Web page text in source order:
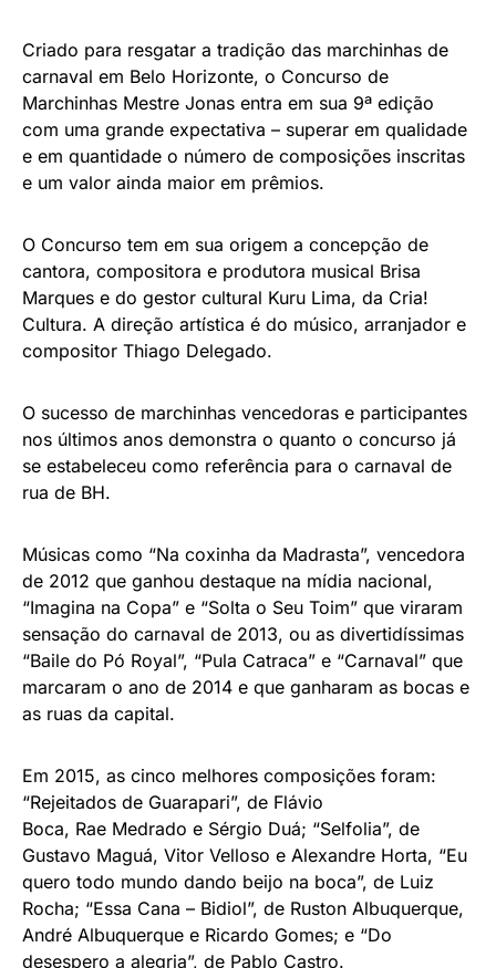
Criado para resgatar a tradição das marchinhas de
carnaval em Belo Horizonte, o Concurso de
Marchinhas Mestre Jonas entra em sua 9ª edição
com uma grande expectativa – superar em qualidade
e em quantidade o número de composições inscritas
e um valor ainda maior em prêmios.
O Concurso tem em sua origem a concepção de
cantora, compositora e produtora musical Brisa
Marques e do gestor cultural Kuru Lima, da Cria!
Cultura. A direção artística é do músico, arranjador e
compositor Thiago Delegado.
O sucesso de marchinhas vencedoras e participantes
nos últimos anos demonstra o quanto o concurso já
se estabeleceu como referência para o carnaval de
rua de BH.
Músicas como “Na coxinha da Madrasta”, vencedora
de 2012 que ganhou destaque na mídia nacional,
“Imagina na Copa” e “Solta o Seu Toim” que viraram
sensação do carnaval de 2013, ou as divertidíssimas
“Baile do Pó Royal”, “Pula Catraca” e “Carnaval” que
marcaram o ano de 2014 e que ganharam as bocas e
as ruas da capital.
Em 2015, as cinco melhores composições foram:
“Rejeitados de Guarapari”, de Flávio
Boca, Rae Medrado e Sérgio Duá; “Selfolia”, de
Gustavo Maguá, Vitor Velloso e Alexandre Horta, “Eu
quero todo mundo dando beijo na boca”, de Luiz
Rocha; “Essa Cana – Bidiol”, de Ruston Albuquerque,
André Albuquerque e Ricardo Gomes; e “Do
desespero a alegria”, de Pablo Castro.